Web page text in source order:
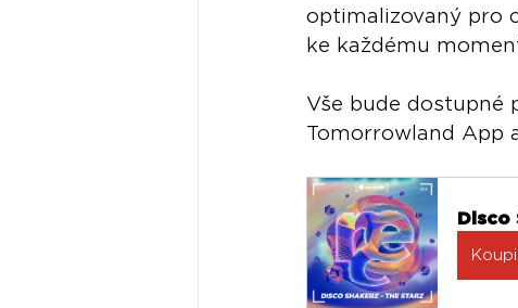
optimalizovaný pro
ke každému
Vše bude dostupné
Tomorrowland App
Disco